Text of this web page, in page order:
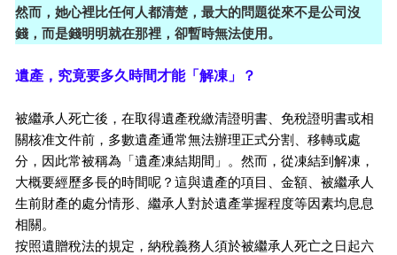
然而，她心裡比任何人都清楚，最大的問題從來不是公司沒
錢，而是錢明明就在那裡，卻暫時無法使用。
遺產，究竟要多久時間才能「解凍」？
被繼承人死亡後，在取得遺產稅繳清證明書、免稅證明書或相
關核准文件前，多數遺產通常無法辦理正式分割、移轉或處
分，因此常被稱為「遺產凍結期間」。然而，從凍結到解凍，
大概要經歷多長的時間呢？這與遺產的項目、金額、被繼承人
生前財產的處分情形、繼承人對於遺產掌握程度等因素均息息
相關。
按照遺贈稅法的規定，納稅義務人須於被繼承人死亡之日起六